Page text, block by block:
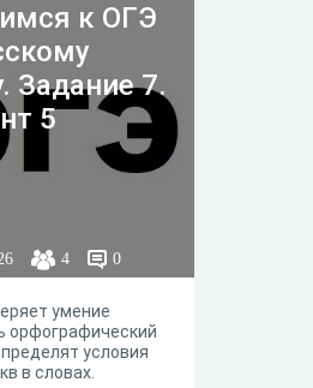
к ОГЭ
Задание 7.
5
4 0
умение
орфографический
условия
в словах.